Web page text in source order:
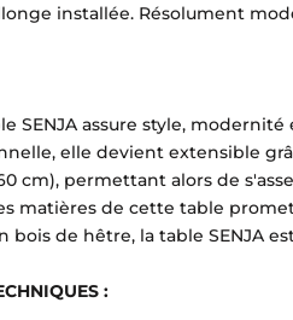
installée. Résolument
SENJA assure style,
elle devient extensible
cm), permettant alors de
matières de cette table
bois de hêtre, la table SENJA
: